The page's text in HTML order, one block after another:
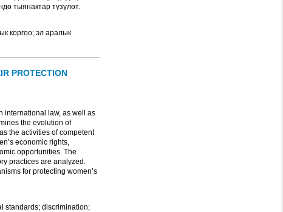
тыянактар түзүлөт.
коргоо; эл аралык
PROTECTION
international law, as well as
the evolution of
the activities of competent
economic rights,
opportunities. The
practices are analyzed.
for protecting women’s
standards; discrimination;